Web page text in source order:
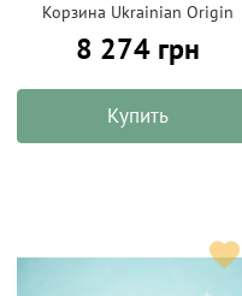
Корзина Ukrainian Origin
8 274 грн
Купить